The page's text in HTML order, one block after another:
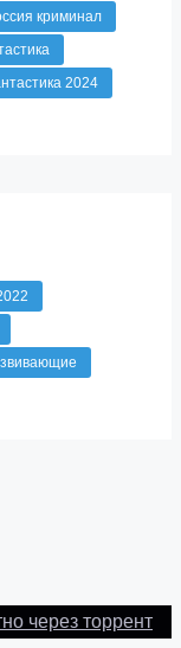
криминал
2024
через торрент